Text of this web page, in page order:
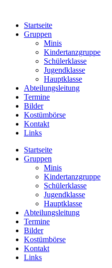
springenStartseite
Gruppen
Minis
Kindertanzgruppe
Schülerklasse
Jugendklasse
Hauptklasse
Abteilungsleitung
Termine
Bilder
Kostümbörse
Kontakt
Links
Startseite
Gruppen
Minis
Kindertanzgruppe
Schülerklasse
Jugendklasse
Hauptklasse
Abteilungsleitung
Termine
Bilder
Kostümbörse
Kontakt
Links